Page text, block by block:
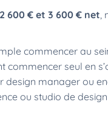
600 € et 3 600 € net,
commencer au
seul en
design manager ou
ou studio de design